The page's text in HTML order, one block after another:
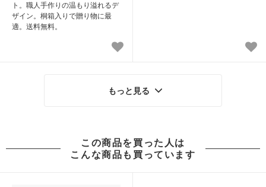
ト。職人手作りの温もり溢れるデ
ザイン。桐箱入りで贈り物に最
適。送料無料。
もっと見る
この商品を買った人は
こんな商品も買っています